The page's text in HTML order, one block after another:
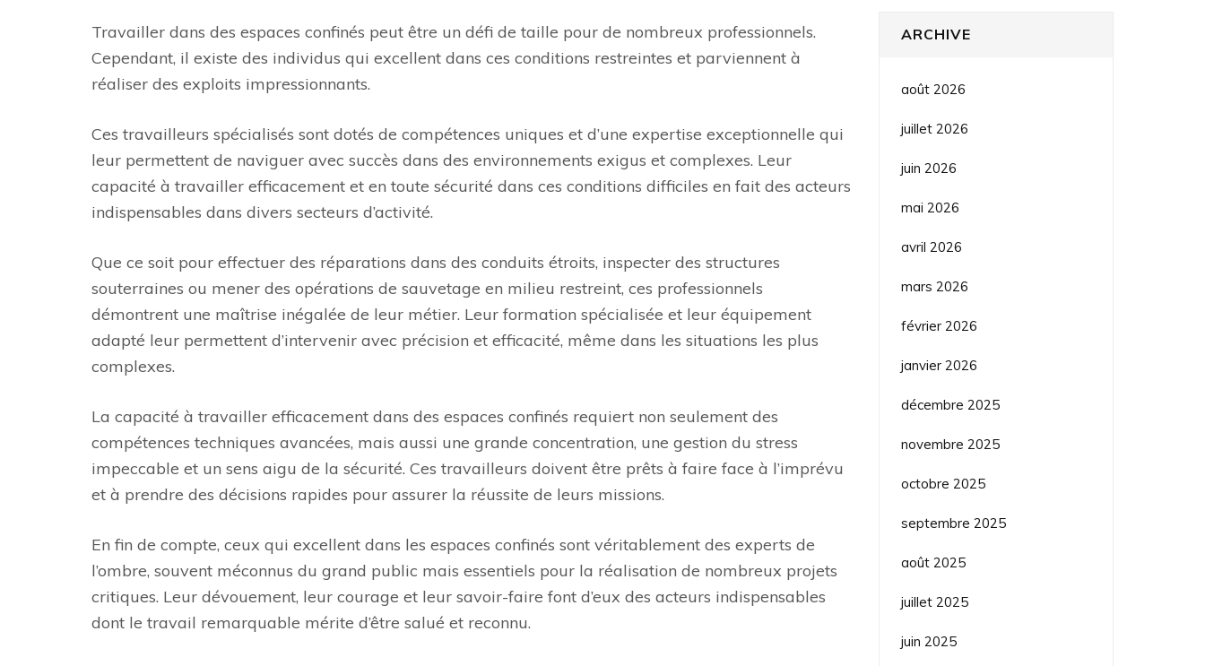
Travailler dans des espaces confinés peut être un défi de taille pour de nombreux professionnels.
Cependant, il existe des individus qui excellent dans ces conditions restreintes et parviennent à
réaliser des exploits impressionnants.
Ces travailleurs spécialisés sont dotés de compétences uniques et d’une expertise exceptionnelle qui
leur permettent de naviguer avec succès dans des environnements exigus et complexes. Leur
capacité à travailler efficacement et en toute sécurité dans ces conditions difficiles en fait des acteurs
indispensables dans divers secteurs d’activité.
Que ce soit pour effectuer des réparations dans des conduits étroits, inspecter des structures
souterraines ou mener des opérations de sauvetage en milieu restreint, ces professionnels
démontrent une maîtrise inégalée de leur métier. Leur formation spécialisée et leur équipement
adapté leur permettent d’intervenir avec précision et efficacité, même dans les situations les plus
complexes.
La capacité à travailler efficacement dans des espaces confinés requiert non seulement des
compétences techniques avancées, mais aussi une grande concentration, une gestion du stress
impeccable et un sens aigu de la sécurité. Ces travailleurs doivent être prêts à faire face à l’imprévu
et à prendre des décisions rapides pour assurer la réussite de leurs missions.
En fin de compte, ceux qui excellent dans les espaces confinés sont véritablement des experts de
l’ombre, souvent méconnus du grand public mais essentiels pour la réalisation de nombreux projets
critiques. Leur dévouement, leur courage et leur savoir-faire font d’eux des acteurs indispensables
dont le travail remarquable mérite d’être salué et reconnu.
ARCHIVE
août 2026
juillet 2026
juin 2026
mai 2026
avril 2026
mars 2026
février 2026
janvier 2026
décembre 2025
novembre 2025
octobre 2025
septembre 2025
août 2025
juillet 2025
juin 2025